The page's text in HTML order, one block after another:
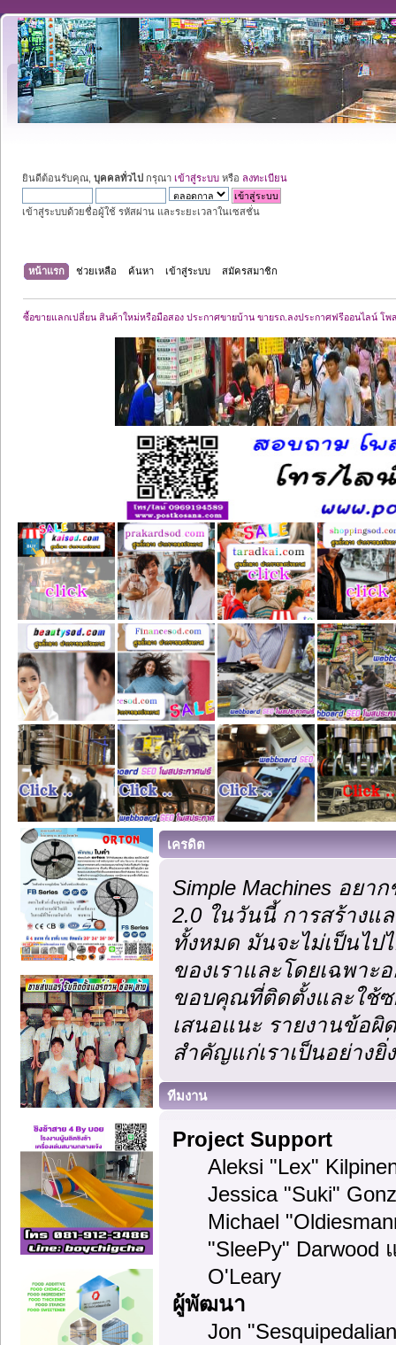
ยินดีต้อนรับคุณ, บุคคลทั่วไป กรุณา เข้าสู่ระบบ หรือ ลงทะเบียน
เข้าสู่ระบบด้วยชื่อผู้ใช้ รหัสผ่าน และระยะเวลาในเซสชั่น
หน้าแรก ช่วยเหลือ ค้นหา เข้าสู่ระบบ สมัครสมาชิก
ซื้อขายแลกเปลี่ยน สินค้าใหม่หรือมือสอง ประกาศขายบ้าน ขายรถ.ลงประกาศฟรีออนไลน์ โ
เครดิต
Simple Machines อย
2.0 ในวันนี้ การสร้างแ
ทั้งหมด มันจะไม่เป็นไป
ของเราและโดยเฉพาะ
ขอบคุณที่ติดตั้งและใช้ซ
เสนอแนะ รายงานข้อผิ
สำคัญแก่เราเป็นอย่างยิ่ง
ทีมงาน
Project Support
Aleksi "Lex"
Jessica "Suki"
Michael
"SleePy" Darwood
O'Leary
ผู้พัฒนา
Jon